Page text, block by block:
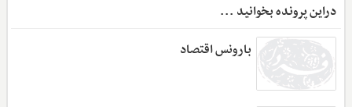
دراین پرونده بخوانید ...
بارونس اقتصاد